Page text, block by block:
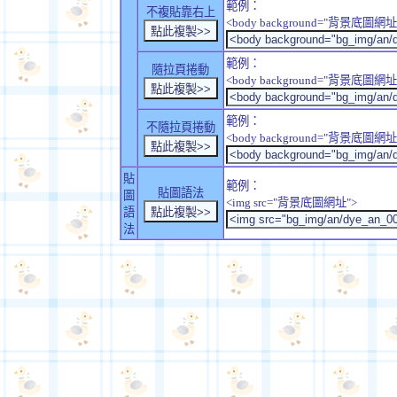
不複貼靠右上
範例：
<body background="背景底圖網
隨拉頁捲動
範例：
<body background="背景底圖網
不隨拉頁捲動
範例：
<body background="背景底圖網
貼
圖
語
法
貼圖語法
範例：
<img src="背景底圖網址">